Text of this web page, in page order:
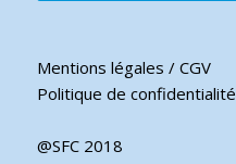
Mentions légales / CGV
Politique de confidentialité
@SFC 2018